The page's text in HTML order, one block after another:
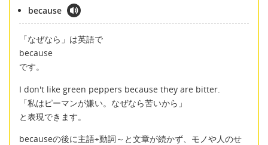
because
「なぜなら」は英語で
because
です。
I don't like green peppers because they are bitter.
「私はピーマンが嫌い。なぜなら苦いから」
と表現できます。
becauseの後に主語+動詞～と文章が続かず、モノや人のせ